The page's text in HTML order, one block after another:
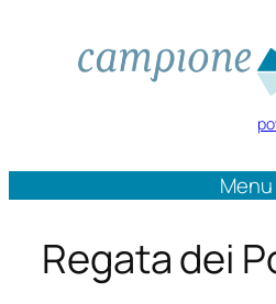
contenuto
Menu
Regata dei